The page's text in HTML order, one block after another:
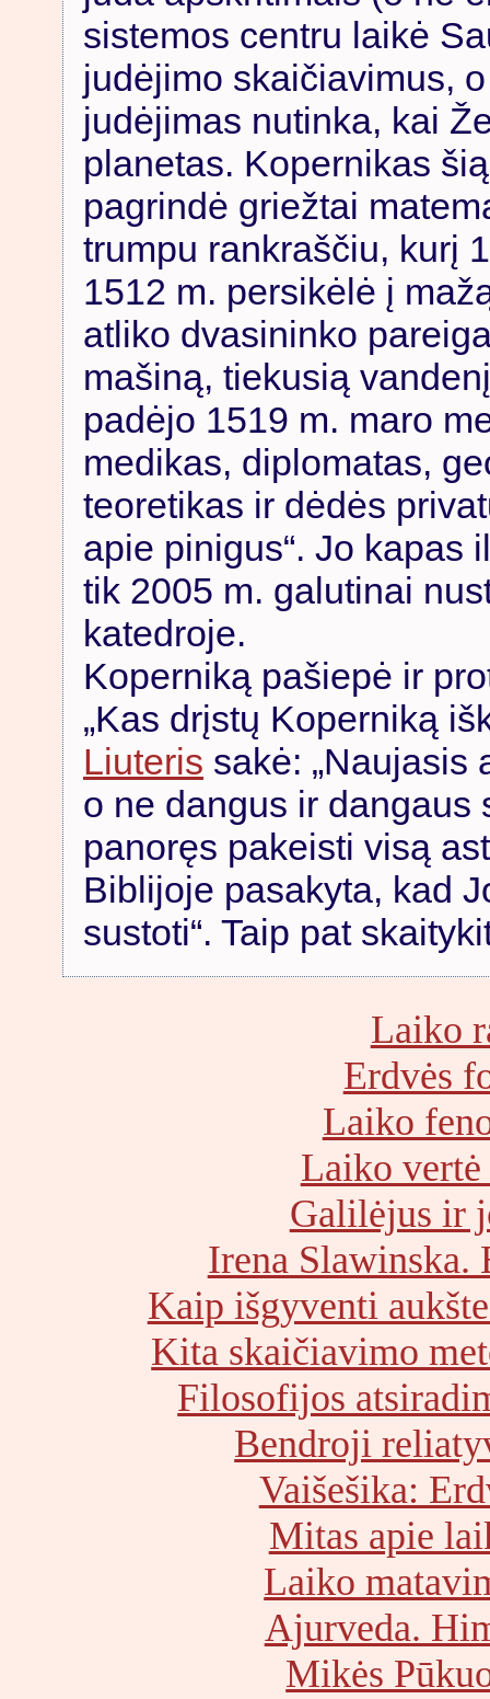
sistemos centru laikė
judėjimo skaičiavimus,
judėjimas nutinka, kai
planetas. Kopernikas
pagrindė griežtai
trumpu rankraščiu, kurį
1512 m. persikėlė į
atliko dvasininko
mašiną, tiekusią
padėjo 1519 m. maro
medikas, diplomatas,
teoretikas ir dėdės
apie pinigus“. Jo kapas
tik 2005 m. galutinai
katedroje.
Koperniką pašiepė ir
„Kas drįstų Koperniką
Liuteris sakė: „Naujasis
o ne dangus ir dangaus
panoręs pakeisti visą
Biblijoje pasakyta, kad
sustoti“. Taip pat
Laiko
Erdvės
Laiko
Laiko vertė
Galilėjus ir
Irena Slawinska.
Kaip išgyventi
Kita skaičiavimo
Filosofijos
Bendroji
Vaišešika:
Mitas apie
Laiko
Ajurveda.
Mikės